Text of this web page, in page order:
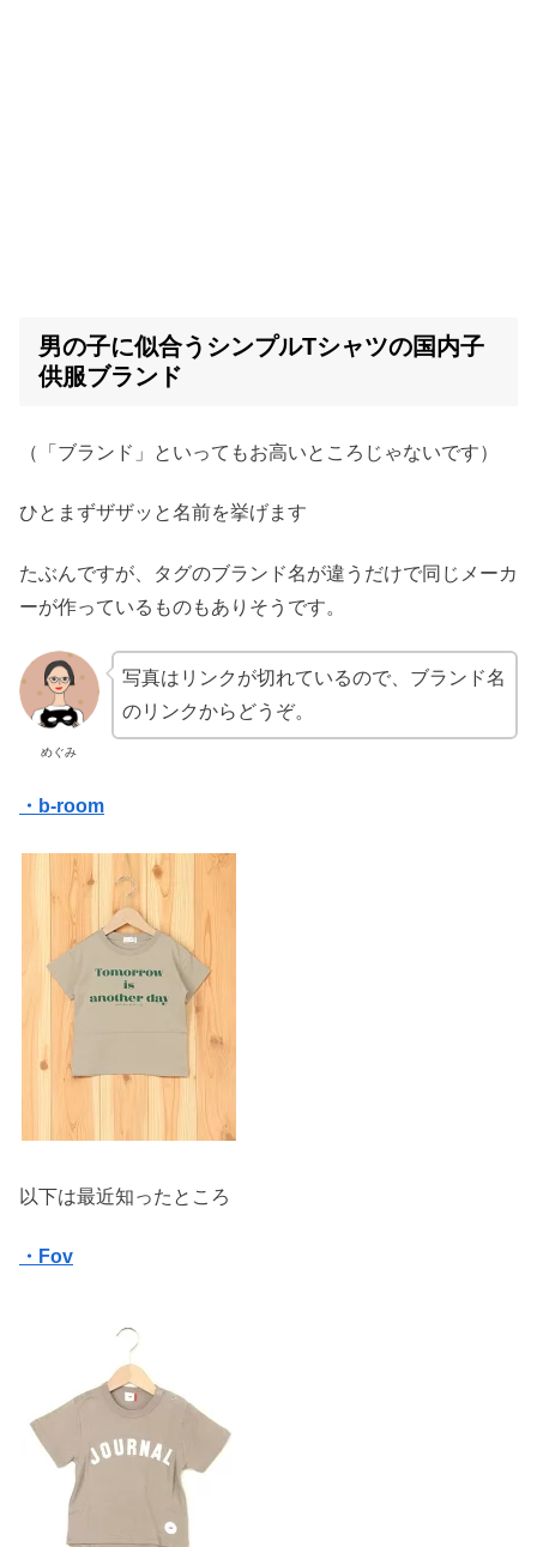
男の子に似合うシンプルTシャツの国内子
供服ブランド
（「ブランド」といってもお高いところじゃないです）
ひとまずザザッと名前を挙げます
たぶんですが、タグのブランド名が違うだけで同じメーカ
ーが作っているものもありそうです。
めぐみ
写真はリンクが切れているので、ブランド名
のリンクからどうぞ。
・b-room
以下は最近知ったところ
・Fov